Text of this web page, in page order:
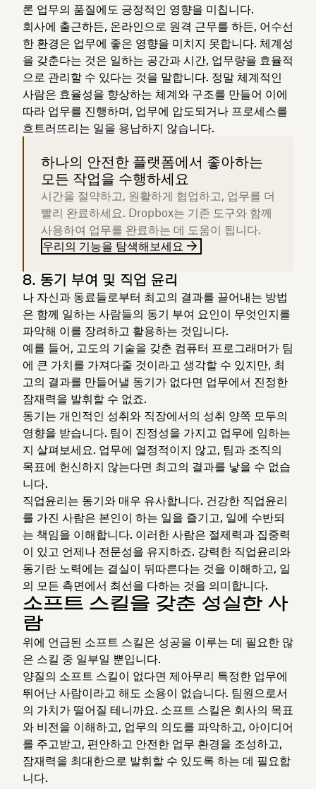
론 업무의 품질에도 긍정적인 영향을 미칩니다.
회사에 출근하든, 온라인으로 원격 근무를 하든, 어수선
한 환경은 업무에 좋은 영향을 미치지 못합니다. 체계성
을 갖춘다는 것은 일하는 공간과 시간, 업무량을 효율적
으로 관리할 수 있다는 것을 말합니다. 정말 체계적인
사람은 효율성을 향상하는 체계와 구조를 만들어 이에
따라 업무를 진행하며, 업무에 압도되거나 프로세스를
흐트러뜨리는 일을 용납하지 않습니다.
하나의 안전한 플랫폼에서 좋아하는
모든 작업을 수행하세요
시간을 절약하고, 원활하게 협업하고, 업무를 더
빨리 완료하세요. Dropbox는 기존 도구와 함께
사용하여 업무를 완료하는 데 도움이 됩니다.
우리의 기능을 탐색해보세요
8. 동기 부여 및 직업 윤리
나 자신과 동료들로부터 최고의 결과를 끌어내는 방법
은 함께 일하는 사람들의 동기 부여 요인이 무엇인지를
파악해 이를 장려하고 활용하는 것입니다.
예를 들어, 고도의 기술을 갖춘 컴퓨터 프로그래머가 팀
에 큰 가치를 가져다줄 것이라고 생각할 수 있지만, 최
고의 결과를 만들어낼 동기가 없다면 업무에서 진정한
잠재력을 발휘할 수 없죠.
동기는 개인적인 성취와 직장에서의 성취 양쪽 모두의
영향을 받습니다. 팀이 진정성을 가지고 업무에 임하는
지 살펴보세요. 업무에 열정적이지 않고, 팀과 조직의
목표에 헌신하지 않는다면 최고의 결과를 낳을 수 없습
니다.
직업윤리는 동기와 매우 유사합니다. 건강한 직업윤리
를 가진 사람은 본인이 하는 일을 즐기고, 일에 수반되
는 책임을 이해합니다. 이러한 사람은 절제력과 집중력
이 있고 언제나 전문성을 유지하죠. 강력한 직업윤리와
동기란 노력에는 결실이 뒤따른다는 것을 이해하고, 일
의 모든 측면에서 최선을 다하는 것을 의미합니다.
소프트 스킬을 갖춘 성실한 사
람
위에 언급된 소프트 스킬은 성공을 이루는 데 필요한 많
은 스킬 중 일부일 뿐입니다.
양질의 소프트 스킬이 없다면 제아무리 특정한 업무에
뛰어난 사람이라고 해도 소용이 없습니다. 팀원으로서
의 가치가 떨어질 테니까요. 소프트 스킬은 회사의 목표
와 비전을 이해하고, 업무의 의도를 파악하고, 아이디어
를 주고받고, 편안하고 안전한 업무 환경을 조성하고,
잠재력을 최대한으로 발휘할 수 있도록 하는 데 필요합
니다.